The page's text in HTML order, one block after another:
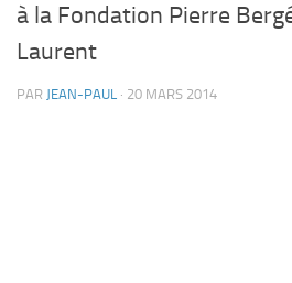
à la Fondation Pierre
Laurent
PAR JEAN-PAUL · 20 MARS 2014